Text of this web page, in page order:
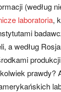
(według
laboratoria,
a według
prawdy?